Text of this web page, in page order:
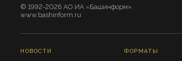
© 1992-2026 АО ИА «Башинформ».
www.bashinform.ru
НОВОСТИ ФОРМАТЫ